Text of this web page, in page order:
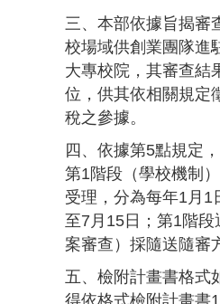
三、本部依據旨揭審
校場域供創業團隊進
大專校院，其審查結
位，供其依相關規定
稅之參據。
四、依據第5點規定
第1階段（學校機制
受理，分為每年1月1
至7月15日；第1階
案審查）採隨送隨審
五、檢附計畫書格式
得依格式檢附計畫書